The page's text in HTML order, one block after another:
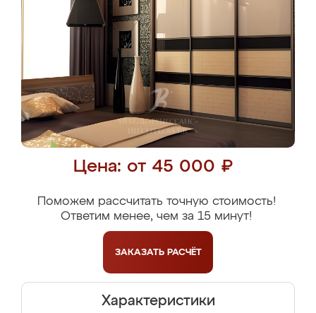
Цена: от 45 000 ₽
Поможем рассчитать точную стоимость!
Ответим менее, чем за 15 минут!
ЗАКАЗАТЬ РАСЧЁТ
Характеристики